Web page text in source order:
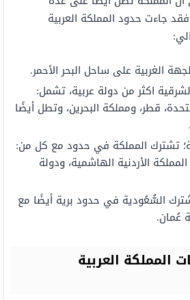
جاءت حدود المملكة العربية
الغربية على ساحل البحر الأحمر.
اكثر من دولة عربية، تشمل:
قطر، ومملكة البحرين، وتطل أيضًا
تشترك المملكة في حدود مع كل من:
الأردنية الهاشمية، ودولة
السُّعُودية في حدود برية أيضًا مع
عُمان.
العربية